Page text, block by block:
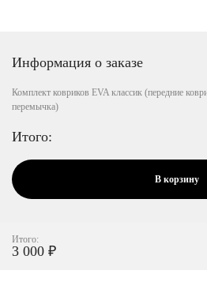
Информация о заказе
Комплект ковриков EVA классик (передние
перемычка)
Итого:
В корзину
Итого:
3 000 ₽